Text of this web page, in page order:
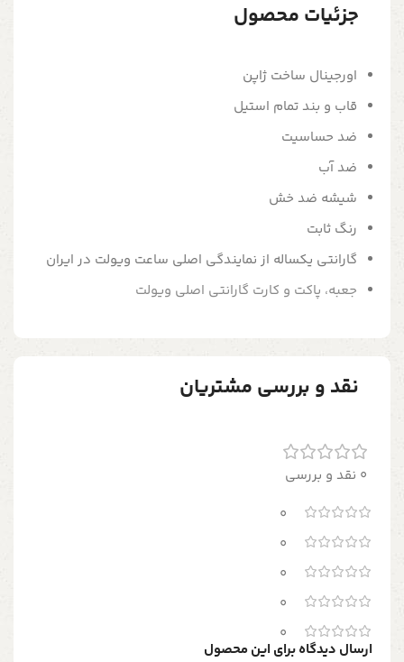
جزئیات محصول
اورجینال ساخت ژاپن
قاب و بند تمام استیل
ضد حساسیت
ضد آب
شیشه ضد خش
رنگ ثابت
گارانتی یکساله از نمایندگی اصلی ساعت ویولت در ایران
جعبه، پاکت و کارت گارانتی اصلی ویولت
نقد و بررسی مشتریان
0 نقد و بررسی
0
0
0
0
0
ارسال دیدگاه برای این محصول